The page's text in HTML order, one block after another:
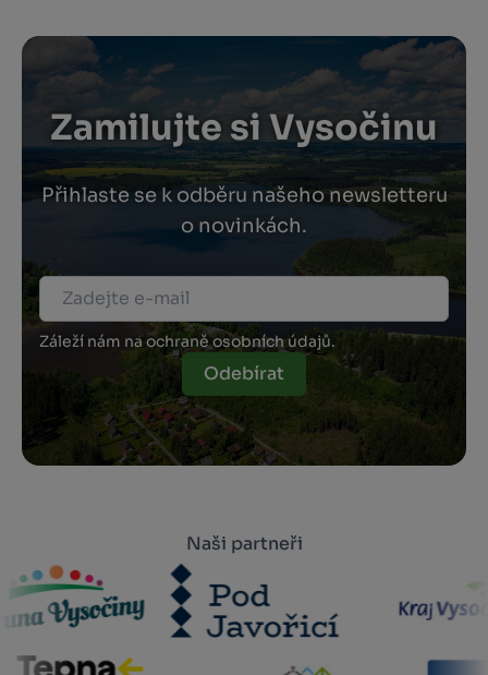
Zamilujte si Vysočinu
Přihlaste se k odběru našeho newsletteru
o novinkách.
Záleží nám na ochraně osobních údajů.
Odebírat
Naši partneři